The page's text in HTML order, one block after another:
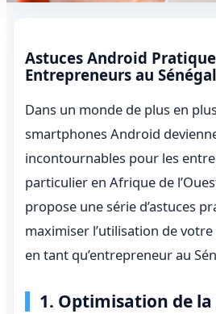
Astuces Android
Entrepreneurs au Sénégal
Dans un monde de plus en
smartphones Android
incontournables pour les
particulier en Afrique de
propose une série d’astuces
maximiser l’utilisation de
en tant qu’entrepreneur au
1. Optimisation de